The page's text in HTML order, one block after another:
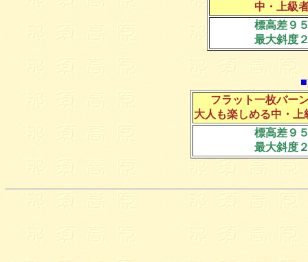
中・上級
標高差９
最大斜度
フラット一枚バー
大人も楽しめる中・
標高差９
最大斜度